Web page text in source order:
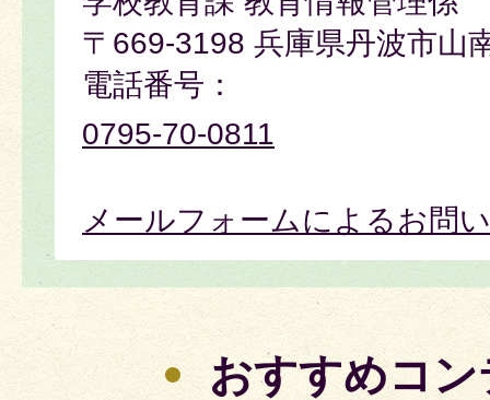
〒669-3198 兵庫県丹波市山
電話番号：
0795-70-0811
メールフォームによるお問
おすすめコ